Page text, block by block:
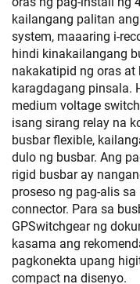
kailangang palitan
system, maaaring i-
hindi kinakailangang
nakakatipid ng oras
karagdagang pinsala.
medium voltage
isang sirang relay na
busbar flexible,
dulo ng busbar. Ang
rigid busbar ay
proseso ng pag-alis
connector. Para sa
GPSwitchgear ng
kasama ang
pagkonekta upang
compact na disenyo.